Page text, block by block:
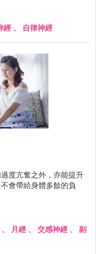
燥症候群或生育困難，
經 、 自律神經
度亢奮之外，亦能提升
會帶給身體多餘的負
、 月經 、 交感神經 、 副